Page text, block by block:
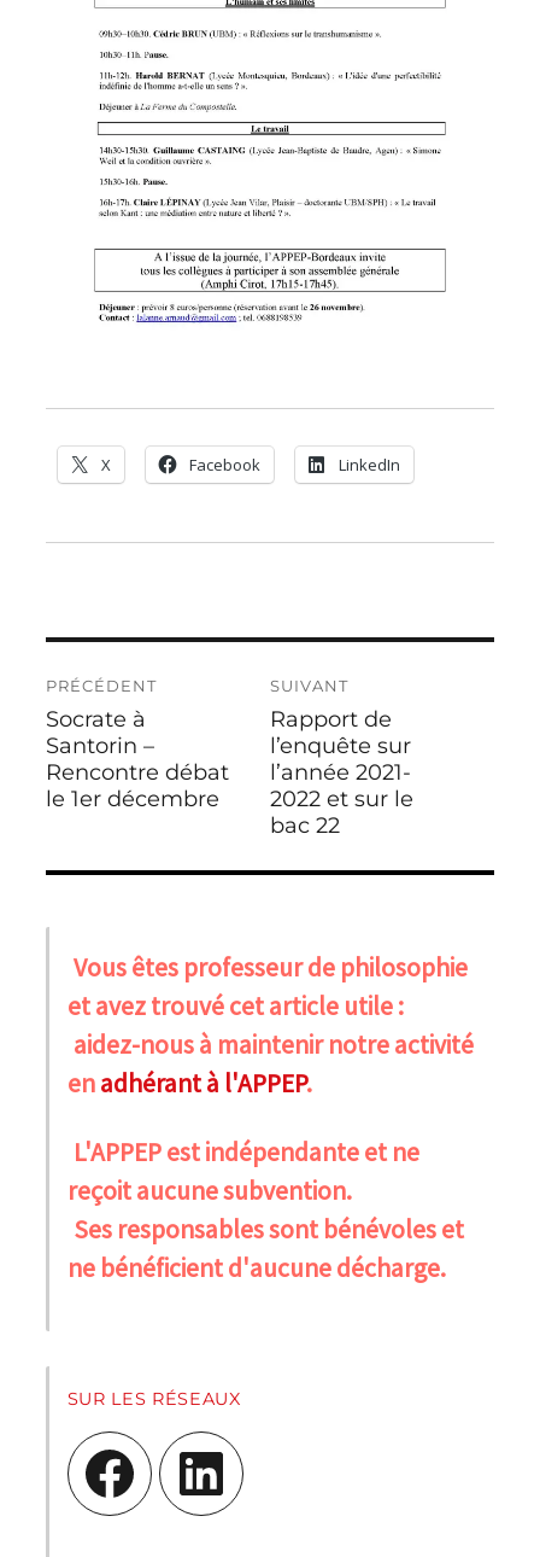
X Facebook LinkedIn
de
l’article
PRÉCÉDENT
Publication
précédente :
Socrate à
Santorin –
Rencontre débat
le 1er décembre
SUIVANT
Publication
suivante :
Rapport de
l’enquête sur
l’année 2021-
2022 et sur le
bac 22
Vous êtes professeur de philosophie
et avez trouvé cet article utile :
aidez-nous à maintenir notre activité
enadhérant à l'APPEP.
L'APPEP est indépendante et ne
reçoit aucune subvention.
Ses responsables sont bénévoles et
ne bénéficient d'aucune décharge.
SUR LES RÉSEAUX
Facebook LinkedIn